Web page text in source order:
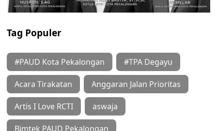
Tag Populer
#PAUD Kota Pekalongan #TPA Degayu
Acara Tirakatan Anggaran Jalan Prioritas
Artis I Love RCTI aswaja
Bimtek PAUD Pekalongan